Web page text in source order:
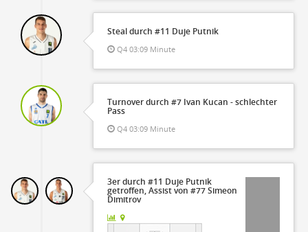
Steal durch #11 Duje Putnik
Q4 03:09 Minute
Turnover durch #7 Ivan Kucan - schlechter
Pass
Q4 03:09 Minute
3er durch #11 Duje Putnik
getroffen, Assist von #77 Simeon
Dimitrov